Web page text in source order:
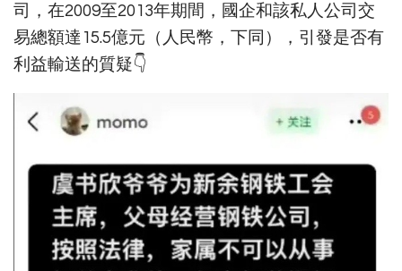
司，在2009至2013年期間，國企和該私人公司交
易總額達15.5億元（人民幣，下同），引發是否有
利益輸送的質疑👇